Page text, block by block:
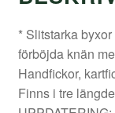
* Slitstarka
förböjda knän
Handfickor,
Finns i tre